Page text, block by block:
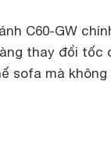
C60-GW
thay đổi tốc
sofa mà không